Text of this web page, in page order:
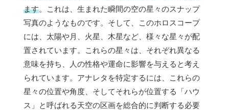
ます。これは、生まれた瞬間の空の星々のスナップ
写真のようなものです。そして、このホロスコープ
には、太陽や月、火星、木星など、様々な星々が配
置されています。これらの星々は、それぞれ異なる
意味を持ち、人の性格や運命に影響を与えると考え
られています。アナレタを特定するには、これらの
星々の位置や角度、そしてそれらが位置する「ハウ
ス」と呼ばれる天空の区画を総合的に判断する必要